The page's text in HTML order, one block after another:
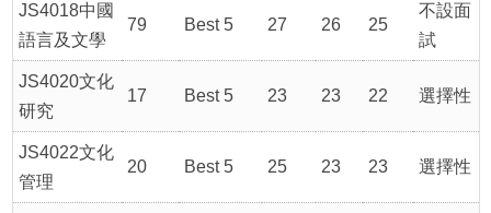
JS4018中國
語言及文學
79 Best 5 27 26 25
不設面
試
JS4020文化
研究
17 Best 5 23 23 22 選擇性
JS4022文化
管理
20 Best 5 25 23 23 選擇性